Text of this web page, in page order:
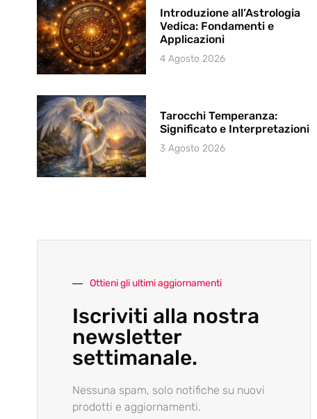
Introduzione all’Astrologia
Vedica: Fondamenti e
Applicazioni
4 Agosto 2026
Tarocchi Temperanza:
Significato e Interpretazioni
3 Agosto 2026
Ottieni gli ultimi aggiornamenti
Iscriviti alla nostra
newsletter
settimanale.
Nessuna spam, solo notifiche su nuovi
prodotti e aggiornamenti.